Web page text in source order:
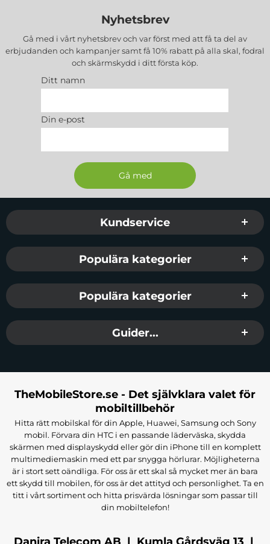
Nyhetsbrev
Gå med i vårt nyhetsbrev och var först med att få ta del av
erbjudanden och kampanjer samt få 10% rabatt på alla skal, fodral
och skärmskydd i ditt första köp.
Ditt namn
Din e-post
Sidfot Blandad info och länkar
Kundservice
Populära kategorier
Populära kategorier
Guider...
TheMobileStore.se - Det självklara valet för
mobiltillbehör
Hitta rätt mobilskal för din Apple, Huawei, Samsung och Sony
mobil. Förvara din HTC i en passande läderväska, skydda
skärmen med displayskydd eller gör din iPhone till en komplett
multimediemaskin med ett par snygga hörlurar. Möjligheterna
är i stort sett oändliga. För oss är ett skal så mycket mer än bara
ett skydd till mobilen, för oss är det attityd och personlighet. Ta en
titt i vårt sortiment och hitta prisvärda lösningar som passar till
din mobiltelefon!
Danira Telecom AB | Kumla Gårdsväg 13 |